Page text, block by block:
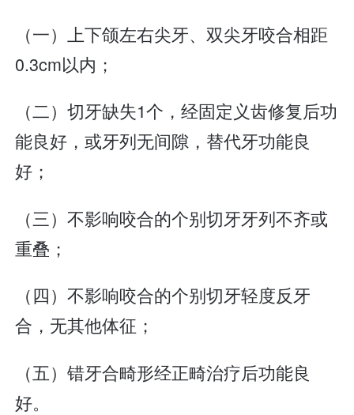
（一）上下颌左右尖牙、双尖牙咬合相距
0.3cm以内；
（二）切牙缺失1个，经固定义齿修复后功
能良好，或牙列无间隙，替代牙功能良
好；
（三）不影响咬合的个别切牙牙列不齐或
重叠；
（四）不影响咬合的个别切牙轻度反牙
合，无其他体征；
（五）错牙合畸形经正畸治疗后功能良
好。